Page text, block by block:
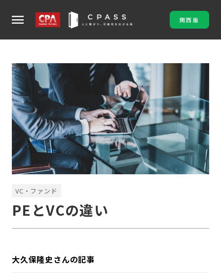
menu 関西版
VC・ファンド
PEとVCの違い
大久保隆史さんの記事